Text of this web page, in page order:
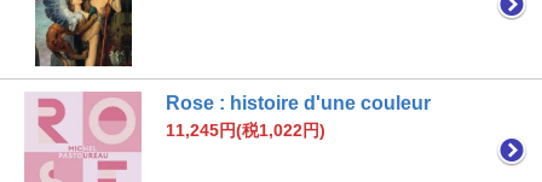
Rose : histoire d'une couleur
11,245円(税1,022円)